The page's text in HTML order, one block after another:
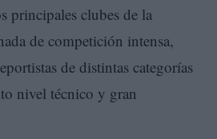
principales clubes de la
de competición intensa,
de distintas categorías
nivel técnico y gran